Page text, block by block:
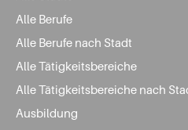
Alle Berufe
Alle Berufe nach Stadt
Alle Tätigkeitsbereiche
Alle Tätigkeitsbereiche nach
Ausbildung